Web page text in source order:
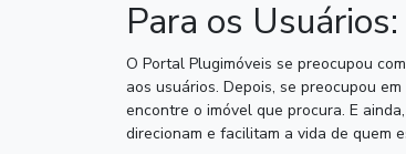
Para os Usuários:
O Portal Plugimóveis se preocupou
aos usuários. Depois, se preocupou
encontre o imóvel que procura. E
direcionam e facilitam a vida de quem